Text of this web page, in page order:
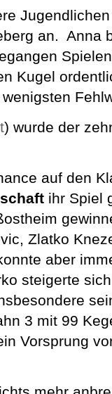
an. Anna
Kugel
) wurde der
auf den
ihr Spiel
Zlatko
aber
steigerte
3 mit 99
Vorsprung